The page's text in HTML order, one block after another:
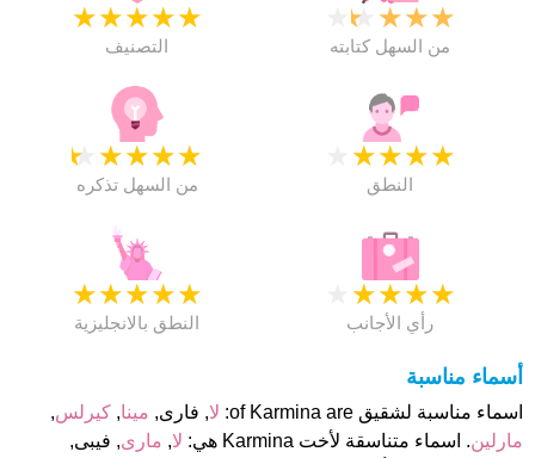
★
★
★
★
★
التصنيف
★
★
★
★
من السهل كتابته
★
★
★
★
★
من السهل تذكره
★
★
★
★
النطق
★
★
★
★
★
النطق بالانجليزية
★
★
★
★
رأي الأجانب
أسماء مناسبة
اسماء مناسبة لشقيق of Karmina are: لا, فارى, مينا, كيرلس,
مارلين. اسماء متناسقة لأخت Karmina هي: لا, مارى, فيبى,